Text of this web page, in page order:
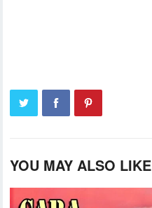
YOU MAY ALSO LIKE